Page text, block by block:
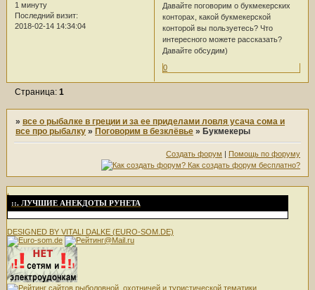
1 минуту
Последний визит:
2018-02-14 14:34:04
Давайте поговорим о букмекерских
конторах, какой букмекерской
конторой вы пользуетесь? Что
интересного можете рассказать?
Давайте обсудим)
0
Страница:1
»все о рыбалке в греции и за ее приделами ловля усача сома и
все про рыбалку » Поговорим в безклёвье » Букмекеры
Создать форум | Помощь по форуму
::. ЛУЧШИЕ АНЕКДОТЫ РУНЕТА
DESIGNED BY VITALI DALKE (EURO-SOM.DE)